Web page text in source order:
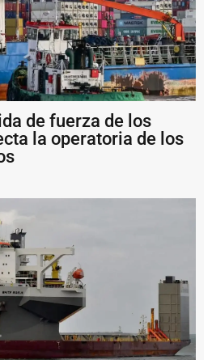
de fuerza de los
la operatoria de los